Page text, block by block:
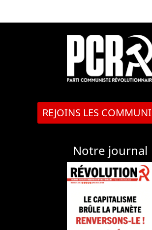
REJOINS LES
Notre journal